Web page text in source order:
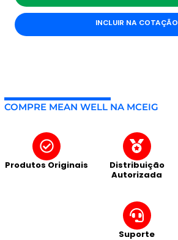
INCLUIR NA COTAÇÃO
COMPRE MEAN WELL NA MCEIG
Produtos Originais
Distribuição
Autorizada
Suporte